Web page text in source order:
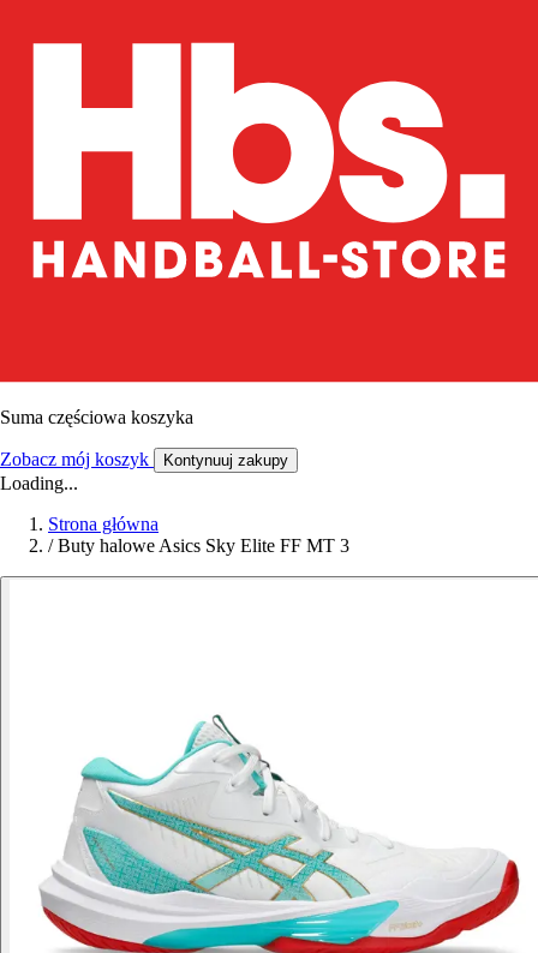
Suma częściowa koszyka
Zobacz mój koszyk Kontynuuj zakupy
Loading...
Strona główna
/ Buty halowe Asics Sky Elite FF MT 3